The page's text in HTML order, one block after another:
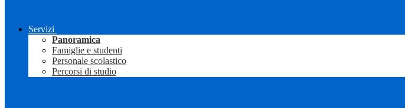
Servizi
Panoramica
Famiglie e studenti
Personale scolastico
Percorsi di studio